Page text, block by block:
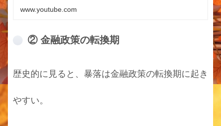
ル、契約締結前交付書面、目論見書またはお客様
向け資料などに記載していますので、必ず当社
www.youtube.com
② 金融政策の転換期
歴史的に見ると、暴落は金融政策の転換期に起き
やすい。